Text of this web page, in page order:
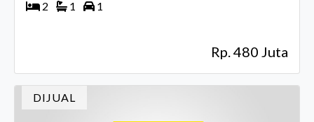
2
1 1
Rp. 480 Juta
DIJUAL